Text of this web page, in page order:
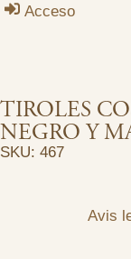
Acceso
TIROLES
NEGRO Y
SKU: 467
Avis